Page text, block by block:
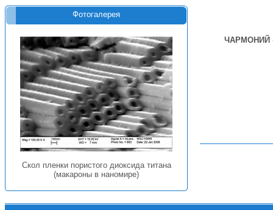
Фотогалерея
Скол пленки пористого диоксида титана
(макароны в наномире)
ЧАРМОНИЙ